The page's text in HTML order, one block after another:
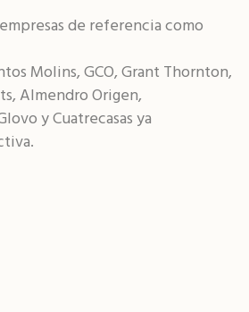
de referencia como
Molins, GCO, Grant Thornton,
Almendro Origen,
y Cuatrecasas ya